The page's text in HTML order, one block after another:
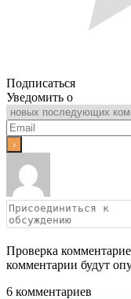
Подписаться
Уведомить о
Проверка
комментарии будут
6 комментариев